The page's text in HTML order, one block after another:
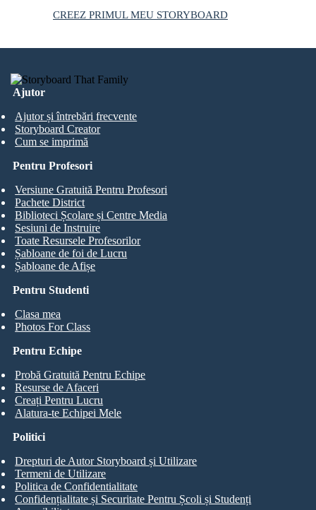
CREEZ PRIMUL MEU STORYBOARD
Ajutor
Ajutor și întrebări frecvente
Storyboard Creator
Cum se imprimă
Pentru Studenti
Clasa mea
Photos For Class
Pentru Profesori
Versiune Gratuită Pentru Profesori
Pachete District
Biblioteci Școlare și Centre Media
Sesiuni de Instruire
Toate Resursele Profesorilor
Șabloane de foi de Lucru
Șabloane de Afișe
Pentru Echipe
Probă Gratuită Pentru Echipe
Resurse de Afaceri
Creați Pentru Lucru
Alatura-te Echipei Mele
Politici
Drepturi de Autor Storyboard și Utilizare
Termeni de Utilizare
Politica de Confidentialitate
Confidențialitate și Securitate Pentru Școli și Studenți